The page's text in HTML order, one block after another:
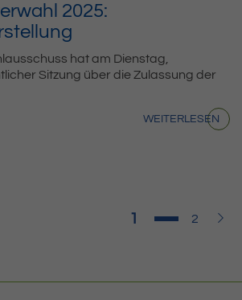
2025:
hat am Dienstag,
Sitzung über die Zulassung der
WEITERLESEN
Seite
1 Seite
2